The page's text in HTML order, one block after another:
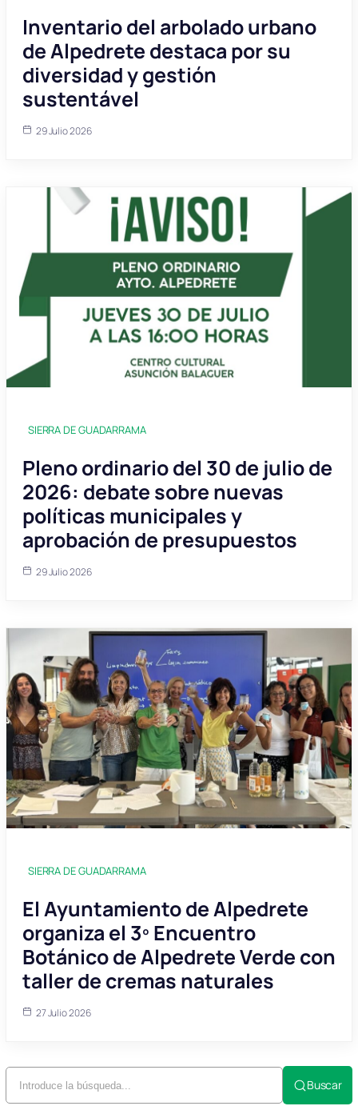
Inventario del arbolado urbano
de Alpedrete destaca por su
diversidad y gestión
sustentável
29 Julio 2026
SIERRA DE GUADARRAMA
Pleno ordinario del 30 de julio de
2026: debate sobre nuevas
políticas municipales y
aprobación de presupuestos
29 Julio 2026
SIERRA DE GUADARRAMA
El Ayuntamiento de Alpedrete
organiza el 3º Encuentro
Botánico de Alpedrete Verde con
taller de cremas naturales
27 Julio 2026
Buscar